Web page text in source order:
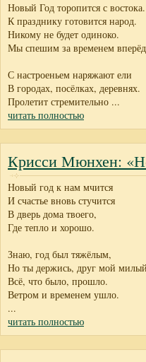
Новый Год торопится с востока.
К празднику готовится народ.
Никому не будет одиноко.
Мы спешим за временем
С настроеньем наряжают ели
В городах, посёлках, деревнях.
Пролетит стремительно ...
читать полностью
Крисси Мюнхен:
Новый год к нам мчится
И счастье вновь стучится
В дверь дома твоего,
Где тепло и хорошо.
Знаю, год был тяжёлым,
Но ты держись, друг мой
Всё, что было, прошло.
Ветром и временем ушло.
...
читать полностью